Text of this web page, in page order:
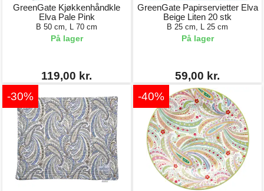
GreenGate Kjøkkenhåndkle
Elva Pale Pink
B 50 cm, L 70 cm
På lager
119,00 kr.
GreenGate Papirservietter Elva
Beige Liten 20 stk
B 25 cm, L 25 cm
På lager
59,00 kr.
-30%
-40%